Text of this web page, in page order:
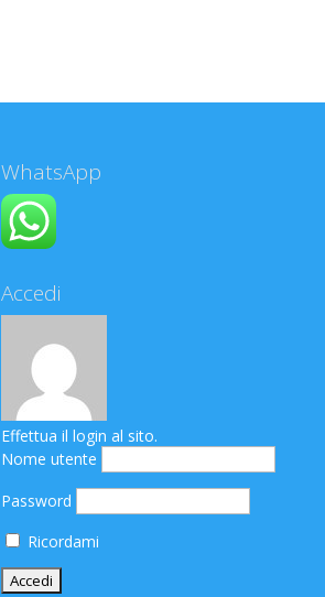
WhatsApp
Accedi
Effettua il login al sito.
Nome utente
Password
Ricordami